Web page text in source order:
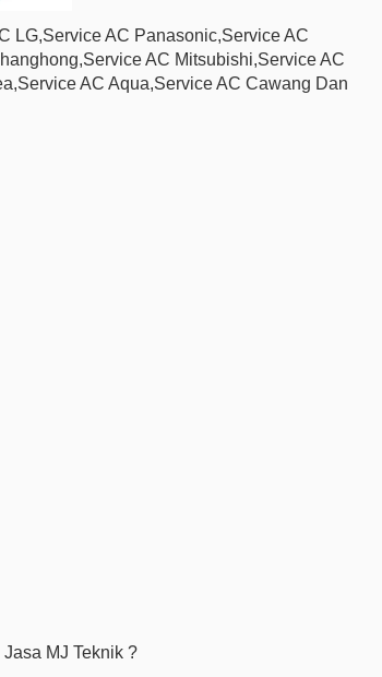
LG,Service AC Panasonic,Service AC
AC Mitsubishi,Service AC
AC Aqua,Service AC Cawang Dan
MJ Teknik ?